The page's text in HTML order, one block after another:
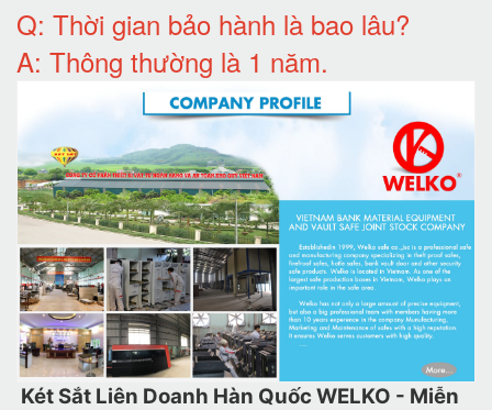
Q: Thời gian bảo hành là bao lâu?
A: Thông thường là 1 năm.
Két Sắt Liên Doanh Hàn Quốc WELKO - Miễn